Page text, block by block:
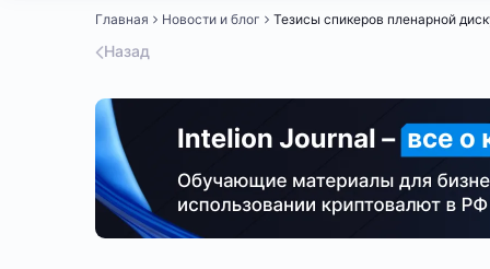
Innosilicon
Iceriver
Смотреть весь каталог
Готовый
Готовый
Готовый
Готовый
Главная Новости и блог Тезисы спикеров пленарной
Назад